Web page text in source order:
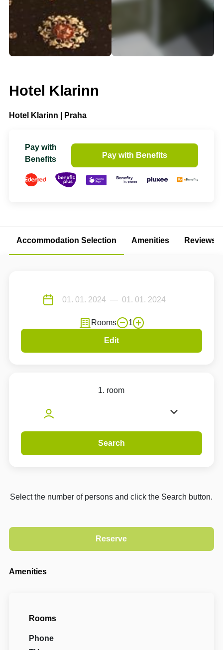
Hotel Klarinn
Hotel Klarinn | Praha
Pay with
Benefits
Pay with Benefits
Accommodation Selection Amenities Reviews
Rooms 1
Edit
1. room
Search
Select the number of persons and click the Search button.
Amenities
Rooms
Phone